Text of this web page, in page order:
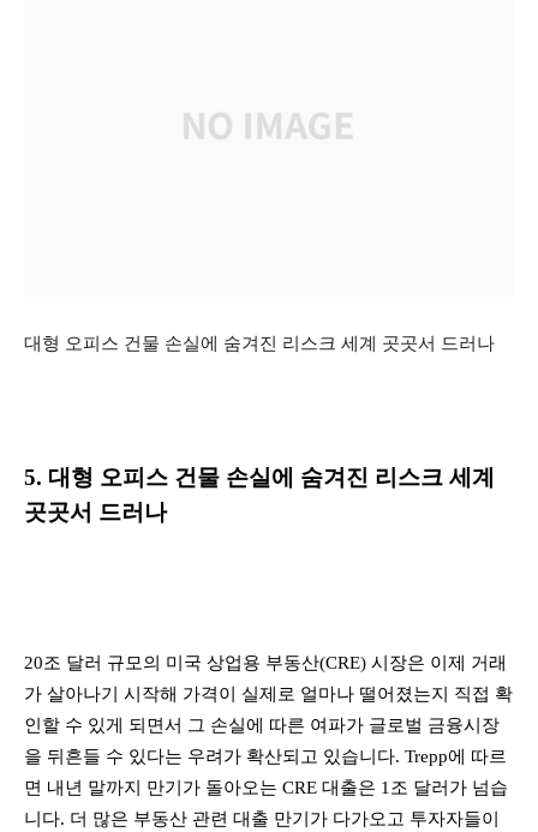
대형 오피스 건물 손실에 숨겨진 리스크 세계 곳곳서 드러나
5. 대형 오피스 건물 손실에 숨겨진 리스크 세계
곳곳서 드러나
20조 달러 규모의 미국 상업용 부동산(CRE) 시장은 이제 거래
가 살아나기 시작해 가격이 실제로 얼마나 떨어졌는지 직접 확
인할 수 있게 되면서 그 손실에 따른 여파가 글로벌 금융시장
을 뒤흔들 수 있다는 우려가 확산되고 있습니다. Trepp에 따르
면 내년 말까지 만기가 돌아오는 CRE 대출은 1조 달러가 넘습
니다. 더 많은 부동산 관련 대출 만기가 다가오고 투자자들이